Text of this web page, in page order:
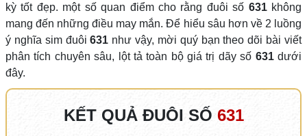
kỳ tốt đẹp. một số quan điểm cho rằng đuôi số 631không
mang đến những điều may mắn. Để hiểu sâu hơn về 2 luồng
ý nghĩa sim đuôi631 như vậy, mời quý bạn theo dõi bài viết
phân tích chuyên sâu, lột tả toàn bộ giá trị dãy số 631dưới
đây.
KẾT QUẢ ĐUÔI SỐ 631